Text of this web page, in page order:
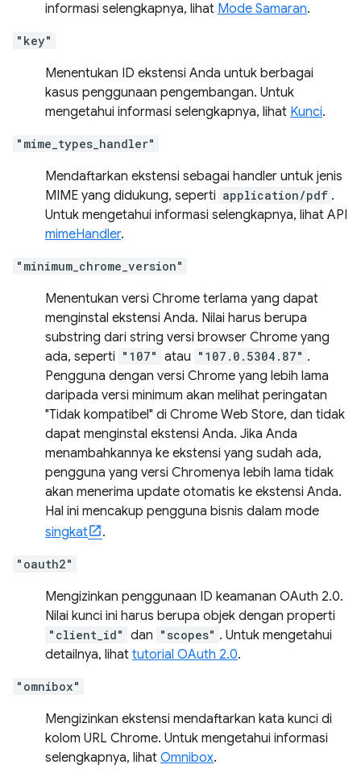
informasi selengkapnya, lihat Mode Samaran.
"key"
Menentukan ID ekstensi Anda untuk berbagai
kasus penggunaan pengembangan. Untuk
mengetahui informasi selengkapnya, lihat Kunci.
"mime_types_handler"
Mendaftarkan ekstensi sebagai handler untuk jenis
MIME yang didukung, seperti application/pdf .
Untuk mengetahui informasi selengkapnya, lihat API
mimeHandler.
"minimum_chrome_version"
Menentukan versi Chrome terlama yang dapat
menginstal ekstensi Anda. Nilai harus berupa
substring dari string versi browser Chrome yang
ada, seperti "107" atau "107.0.5304.87" .
Pengguna dengan versi Chrome yang lebih lama
daripada versi minimum akan melihat peringatan
"Tidak kompatibel" di Chrome Web Store, dan tidak
dapat menginstal ekstensi Anda. Jika Anda
menambahkannya ke ekstensi yang sudah ada,
pengguna yang versi Chromenya lebih lama tidak
akan menerima update otomatis ke ekstensi Anda.
Hal ini mencakup pengguna bisnis dalam mode
singkat
.
"oauth2"
Mengizinkan penggunaan ID keamanan OAuth 2.0.
Nilai kunci ini harus berupa objek dengan properti
"client_id" dan "scopes" . Untuk mengetahui
detailnya, lihat tutorial OAuth 2.0.
"omnibox"
Mengizinkan ekstensi mendaftarkan kata kunci di
kolom URL Chrome. Untuk mengetahui informasi
selengkapnya, lihat Omnibox.